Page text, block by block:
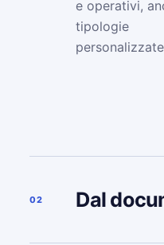
e operativi,
tipologie
02 Dal